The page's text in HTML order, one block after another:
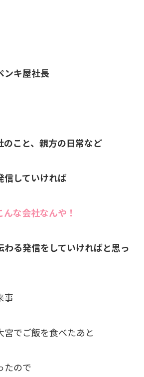
ンキ屋社長
のこと、親方の日常など
信していければ
な会社なんや！
わる発信をしていければと思っ
事
宮でご飯を食べたあと
たので